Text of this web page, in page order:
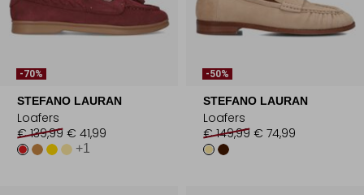
-70%
STEFANO LAURAN
Loafers
€ 139,99 € 41,99
+1
-50%
STEFANO LAURAN
Loafers
€ 149,99 € 74,99